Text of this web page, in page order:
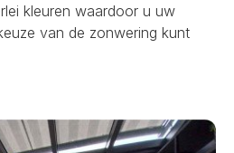
kleuren waardoor u uw
van de zonwering kunt